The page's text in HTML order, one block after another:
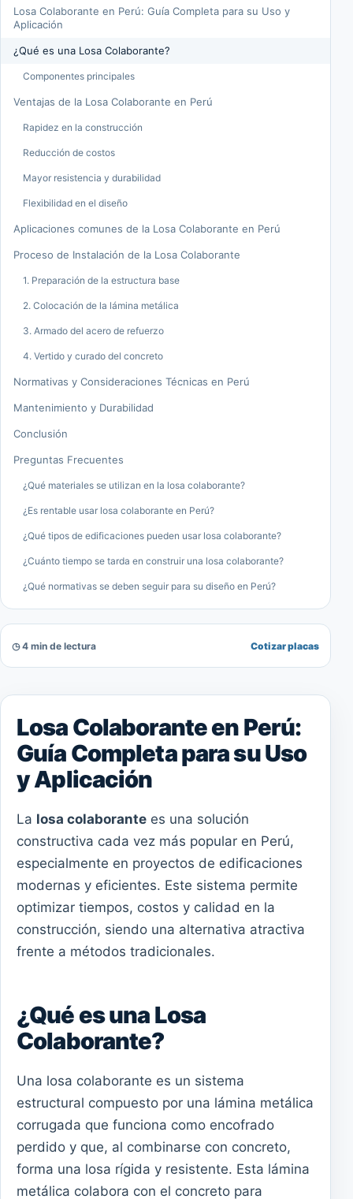
Losa Colaborante en Perú: Guía Completa para su Uso y
Aplicación
¿Qué es una Losa Colaborante?
Componentes principales
Ventajas de la Losa Colaborante en Perú
Rapidez en la construcción
Reducción de costos
Mayor resistencia y durabilidad
Flexibilidad en el diseño
Aplicaciones comunes de la Losa Colaborante en Perú
Proceso de Instalación de la Losa Colaborante
1. Preparación de la estructura base
2. Colocación de la lámina metálica
3. Armado del acero de refuerzo
4. Vertido y curado del concreto
Normativas y Consideraciones Técnicas en Perú
Mantenimiento y Durabilidad
Conclusión
Preguntas Frecuentes
¿Qué materiales se utilizan en la losa colaborante?
¿Es rentable usar losa colaborante en Perú?
¿Qué tipos de edificaciones pueden usar losa colaborante?
¿Cuánto tiempo se tarda en construir una losa colaborante?
¿Qué normativas se deben seguir para su diseño en Perú?
◷ 4 min de lectura Cotizar placas
Losa Colaborante en Perú:
Guía Completa para su Uso
y Aplicación
La losa colaborante es una solución
constructiva cada vez más popular en Perú,
especialmente en proyectos de edificaciones
modernas y eficientes. Este sistema permite
optimizar tiempos, costos y calidad en la
construcción, siendo una alternativa atractiva
frente a métodos tradicionales.
¿Qué es una Losa
Colaborante?
Una losa colaborante es un sistema
estructural compuesto por una lámina metálica
corrugada que funciona como encofrado
perdido y que, al combinarse con concreto,
forma una losa rígida y resistente. Esta lámina
metálica colabora con el concreto para